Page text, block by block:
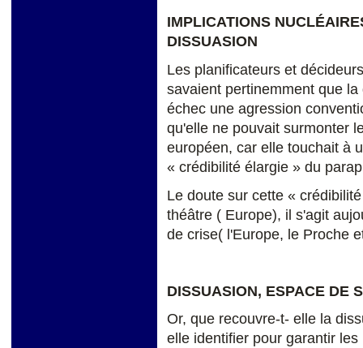
IMPLICATIONS
DISSUASION
Les planificateurs et
savaient pertinemment que
échec une agression
qu'elle ne pouvait surmonter
européen, car elle touchait à
« crédibilité élargie » du
Le doute sur cette «
théâtre ( Europe), il s'agit
de crise( l'Europe, le Proche
DISSUASION, ESPACE DE
Or, que recouvre-t- elle la
elle identifier pour garantir